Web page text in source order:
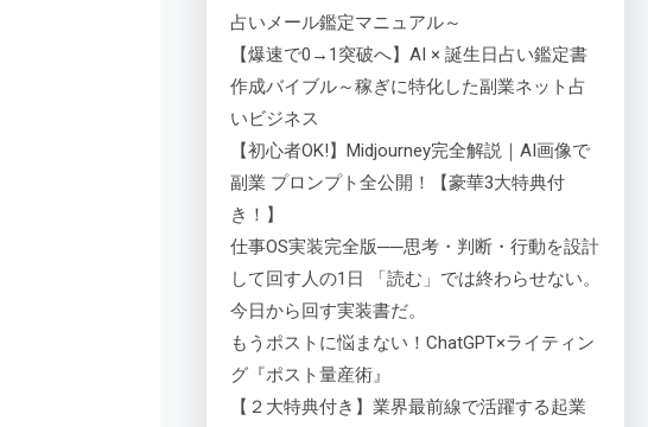
占いメール鑑定マニュアル～
【爆速で0→1突破へ】AI × 誕生日占い鑑定書
作成バイブル～稼ぎに特化した副業ネット占
いビジネス
【初心者OK!】Midjourney完全解説｜AI画像で
副業 プロンプト全公開！【豪華3大特典付
き！】
仕事OS実装完全版──思考・判断・行動を設計
して回す人の1日 「読む」では終わらせない。
今日から回す実装書だ。
もうポストに悩まない！ChatGPT×ライティン
グ『ポスト量産術』
【２大特典付き】業界最前線で活躍する起業